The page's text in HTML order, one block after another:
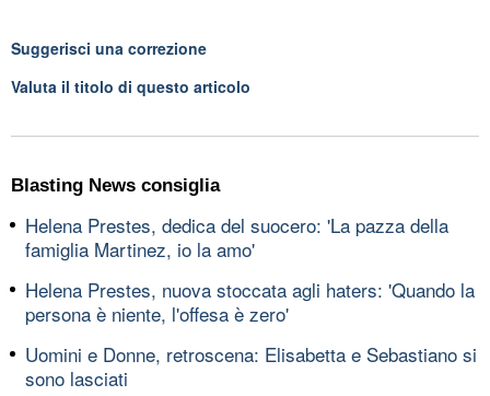
Suggerisci una correzione
Valuta il titolo di questo articolo
Blasting News consiglia
Helena Prestes, dedica del suocero: 'La pazza della
famiglia Martinez, io la amo'
Helena Prestes, nuova stoccata agli haters: 'Quando la
persona è niente, l'offesa è zero'
Uomini e Donne, retroscena: Elisabetta e Sebastiano si
sono lasciati